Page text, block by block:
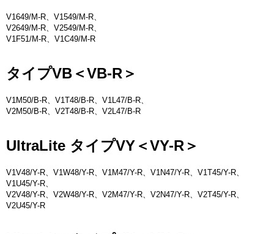
V1649/M-R、V1549/M-R、
V2649/M-R、V2549/M-R、
V1F51/M-R、V1C49/M-R
タイプVB＜VB-R＞
V1M50/B-R、V1T48/B-R、V1L47/B-R、
V2M50/B-R、V2T48/B-R、V2L47/B-R
UltraLite タイプVY＜VY-R＞
V1V48/Y-R、V1W48/Y-R、V1M47/Y-R、V1N47/Y-R、V1T45/Y-R、
V1U45/Y-R、
V2V48/Y-R、V2W48/Y-R、V2M47/Y-R、V2N47/Y-R、V2T45/Y-R、
V2U45/Y-R